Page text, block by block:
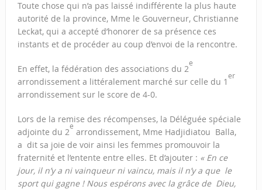
Toute chose qui n’a pas laissé indifférente la plus haute
autorité de la province, Mme le Gouverneur, Christianne
Leckat, qui a accepté d’honorer de sa présence ces
instants et de procéder au coup d’envoi de la rencontre.
En effet, la fédération des associations du 2
e
arrondissement a littéralement marché sur celle du 1
er
arrondissement sur le score de 4-0.
Lors de la remise des récompenses, la Déléguée spéciale
adjointe du 2
e
arrondissement, Mme Hadjidiatou Balla,
a dit sa joie de voir ainsi les femmes promouvoir la
fraternité et l’entente entre elles. Et d’ajouter : « En ce
jour, il n’y a ni vainqueur ni vaincu, mais il n’y a que le
sport qui gagne ! Nous espérons avec la grâce de Dieu,